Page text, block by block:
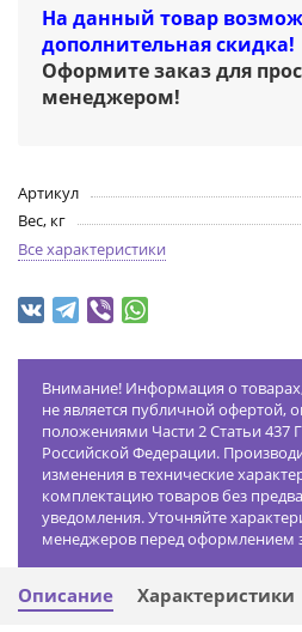
На данный товар
дополнительная скидка!
Оформите заказ для
менеджером!
Артикул
Вес, кг
Все характеристики
Внимание! Информация о
не является публичной офертой,
положениями Части 2 Статьи 437
Российской Федерации.
изменения в технические
комплектацию товаров без
уведомления. Уточняйте
менеджеров перед оформлением
Описание Характеристики